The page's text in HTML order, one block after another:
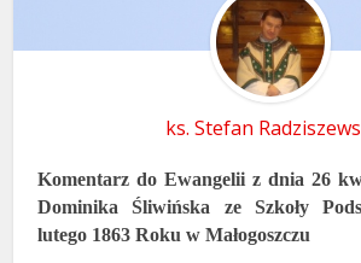
ks. Stefan
Komentarz do Ewangelii z dnia 26
Dominika Śliwińska ze Szkoły
lutego 1863 Roku w Małogoszczu